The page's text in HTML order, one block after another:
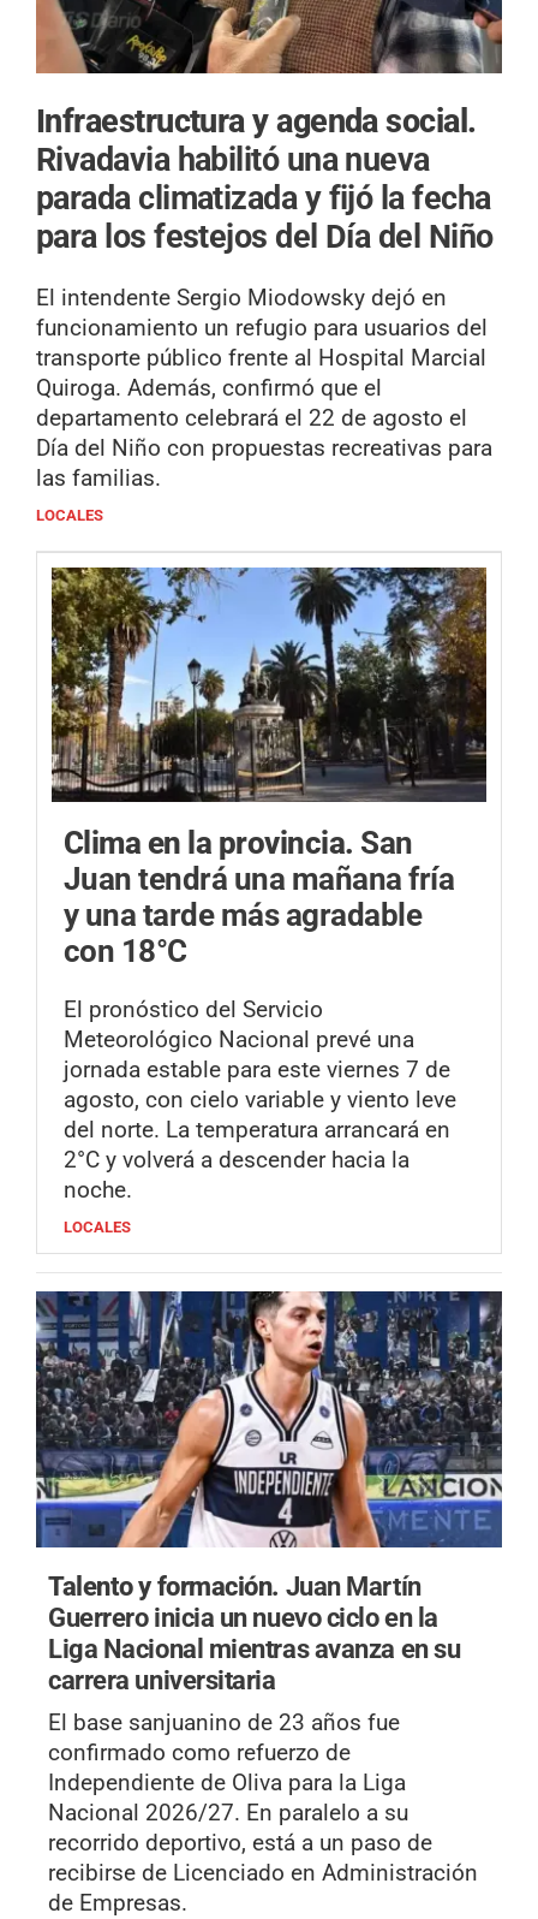
Infraestructura y agenda social.
Rivadavia habilitó una nueva
parada climatizada y fijó la fecha
para los festejos del Día del Niño
El intendente Sergio Miodowsky dejó en
funcionamiento un refugio para usuarios del
transporte público frente al Hospital Marcial
Quiroga. Además, confirmó que el
departamento celebrará el 22 de agosto el
Día del Niño con propuestas recreativas para
las familias.
LOCALES
Clima en la provincia. San
Juan tendrá una mañana fría
y una tarde más agradable
con 18°C
El pronóstico del Servicio
Meteorológico Nacional prevé una
jornada estable para este viernes 7 de
agosto, con cielo variable y viento leve
del norte. La temperatura arrancará en
2°C y volverá a descender hacia la
noche.
LOCALES
Talento y formación. Juan Martín
Guerrero inicia un nuevo ciclo en la
Liga Nacional mientras avanza en su
carrera universitaria
El base sanjuanino de 23 años fue
confirmado como refuerzo de
Independiente de Oliva para la Liga
Nacional 2026/27. En paralelo a su
recorrido deportivo, está a un paso de
recibirse de Licenciado en Administración
de Empresas.